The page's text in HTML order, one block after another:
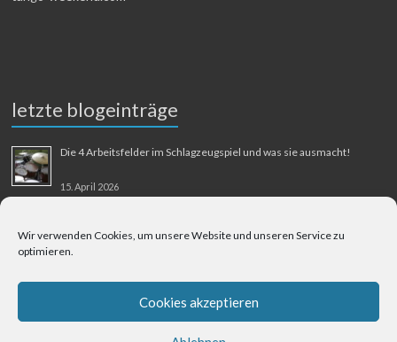
Wir verwenden Cookies, um unsere Website und unseren Service zu
optimieren.
Cookies akzeptieren
letzte blogeinträge
Die 4 Arbeitsfelder im Schlagzeugspiel und was sie ausmacht!
15. April 2026
31. August 2025
Berliner Flughafen Tegel – Berlin-Bangkok